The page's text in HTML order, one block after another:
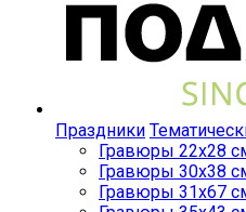
Праздники
Гравюры 22x28
Гравюры 30x38
Гравюры 31x67